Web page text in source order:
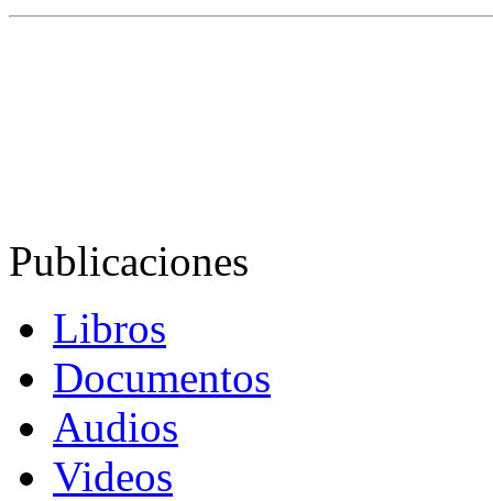
Publicaciones
Libros
Documentos
Audios
Videos